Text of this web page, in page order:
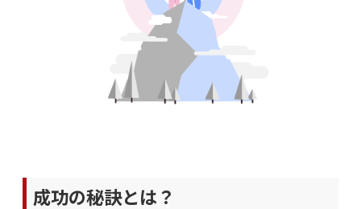
成功の秘訣とは？